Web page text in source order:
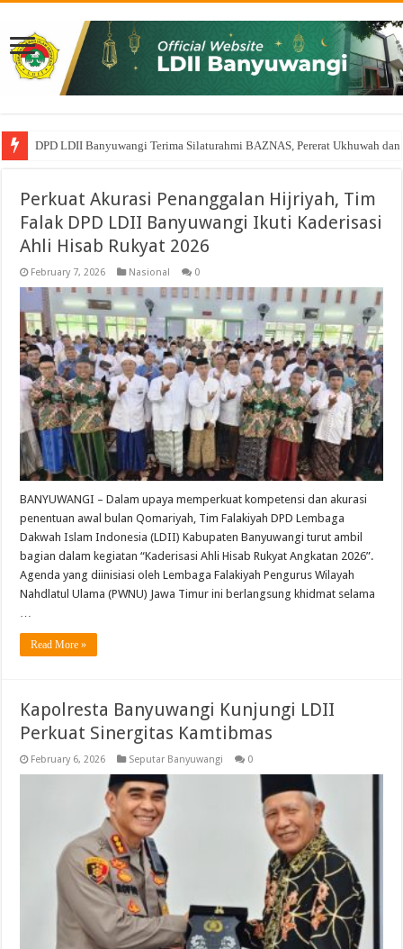
DPD LDII Banyuwangi Terima Silaturahmi BAZNAS, Pererat Ukhuwah dan
Perkuat Sinergi Pembinaan Generasi Muda, DPD LDII Banyuwangi
Perkuat Akurasi Penanggalan Hijriyah, Tim
Falak DPD LDII Banyuwangi Ikuti Kaderisasi
Ahli Hisab Rukyat 2026
February 7, 2026 Nasional 0
BANYUWANGI – Dalam upaya memperkuat kompetensi dan akurasi
penentuan awal bulan Qomariyah, Tim Falakiyah DPD Lembaga
Dakwah Islam Indonesia (LDII) Kabupaten Banyuwangi turut ambil
bagian dalam kegiatan “Kaderisasi Ahli Hisab Rukyat Angkatan 2026”.
Agenda yang diinisiasi oleh Lembaga Falakiyah Pengurus Wilayah
Nahdlatul Ulama (PWNU) Jawa Timur ini berlangsung khidmat selama
Read More »
Kapolresta Banyuwangi Kunjungi LDII
Perkuat Sinergitas Kamtibmas
February 6, 2026 Seputar Banyuwangi 0